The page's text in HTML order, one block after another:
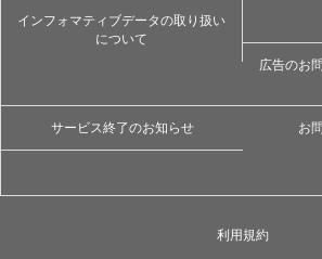
インフォマティブデータの取り扱い
について
広告のお
サービス終了のお知らせ お
利用規約